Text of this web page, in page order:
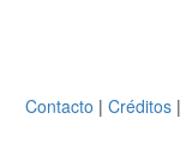
Contacto | Créditos |